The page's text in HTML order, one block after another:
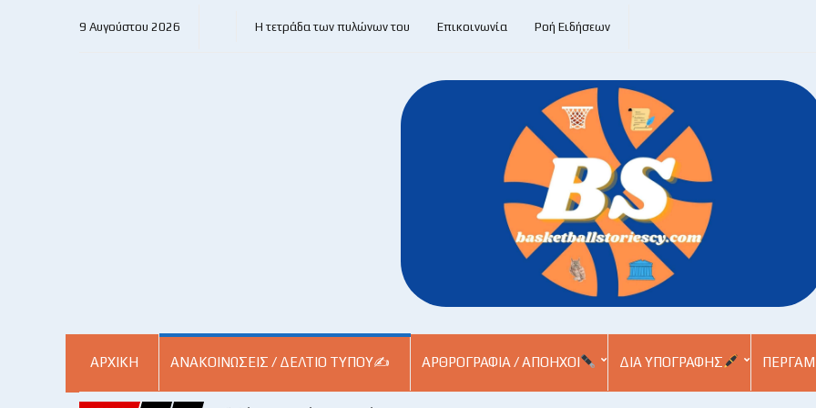
9 Αυγούστου 2026 Η τετράδα των πυλώνων του Επικοινωνία Ροή Ειδήσεων
ΑΡΧΙΚΗ ΑΝΑΚΟΙΝΏΣΕΙΣ / ΔΕΛΤΊΟ ΤΎΠΟΥ✍ ΑΡΘΡΟΓΡΑΦΊΑ / ΑΠΌΗΧΟΙ ΔΙΑ ΥΠΟΓΡΑΦΉΣ